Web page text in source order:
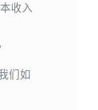
收入
们如